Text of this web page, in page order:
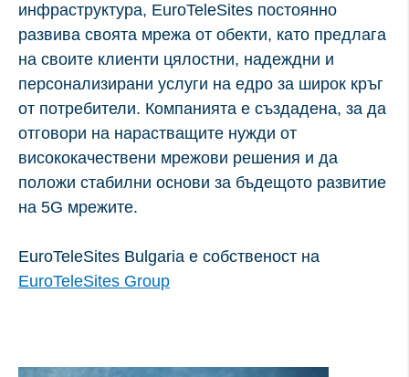
инфраструктура, EuroTeleSites постоянно
развива своята мрежа от обекти, като предлага
на своите клиенти цялостни, надеждни и
персонализирани услуги на едро за широк кръг
от потребители. Компанията е създадена, за да
отговори на нарастващите нужди от
висококачествени мрежови решения и да
положи стабилни основи за бъдещото развитие
на 5G мрежите.
EuroTeleSites Bulgaria е собственост на
EuroTeleSites Group